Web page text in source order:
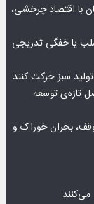
با اقتصاد چرخشی،
قیمت اسلب یا خفگی تدریجی
سبز حرکت کنند
تازه‌ی توسعه
فولاد سنگان چه شد؟ | ۴۰ روز توقف، بحران خوراک و